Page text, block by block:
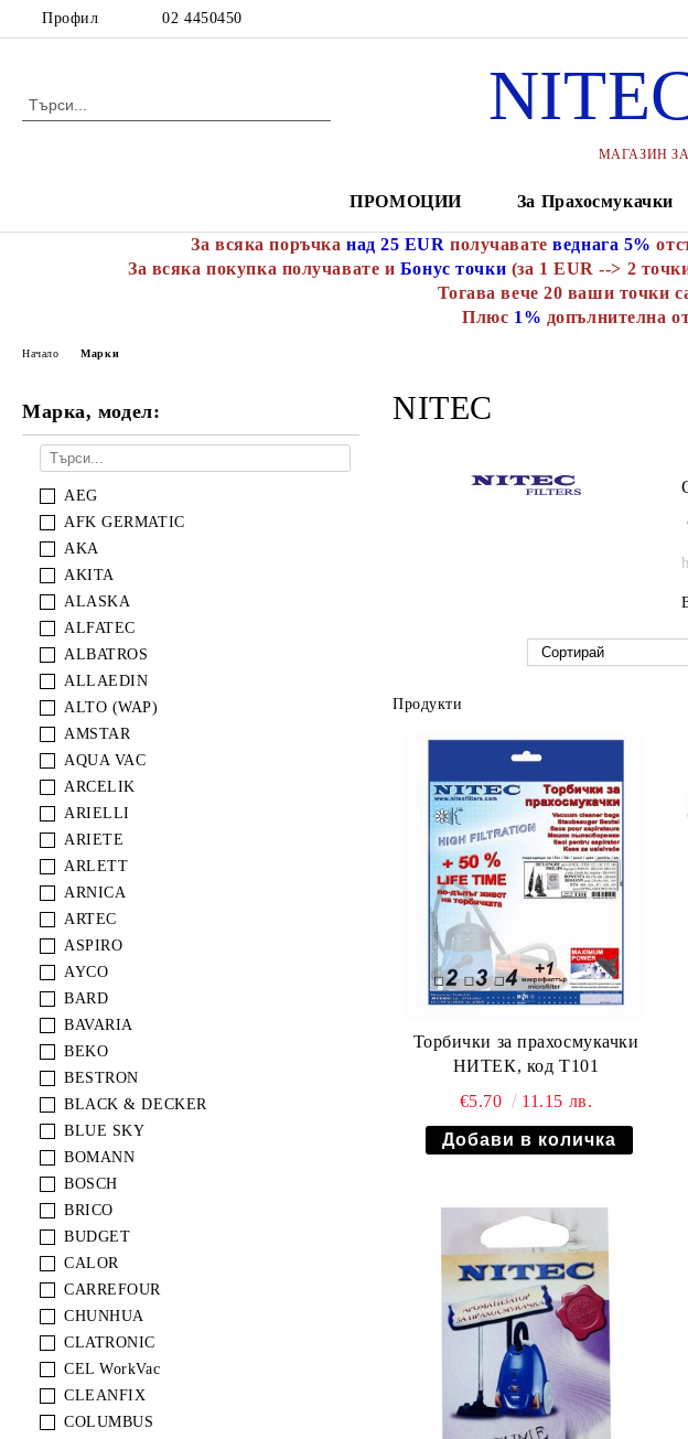
Профил 02 4450450
МАГАЗИН
ПРОМОЦИИ За Прахосмукачки
За всяка поръчка над 25 EUR получавате веднага 5%
За всяка покупка получавате и Бонус точки (за 1 EUR --> 2
Тогава вече 20 ваши точки
Плюс 1% допълнителна
Марка, модел:
AEG
AFK GERMATIC
AKA
AKITA
ALASKA
ALFATEC
ALBATROS
ALLAEDIN
ALTO (WAP)
AMSTAR
AQUA VAC
ARCELIK
ARIELLI
ARIETE
ARLETT
ARNICA
ARTEC
ASPIRO
AYCO
BARD
BAVARIA
BEKO
BESTRON
BLACK & DECKER
BLUE SKY
BOMANN
BOSCH
BRICO
BUDGET
CALOR
CARREFOUR
CHUNHUA
CLATRONIC
CEL WorkVac
CLEANFIX
COLUMBUS
Начало Марки
NITEC
Продукти
Торбички за прахосмукачки
НИТЕК, код Т101
€5.70
11.15 лв.